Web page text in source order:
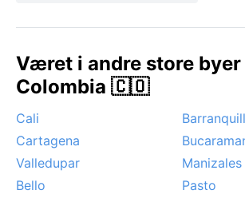
Været i andre store byer
Colombia 🇨🇴
Cali
Cartagena
Valledupar
Manizales
Bello
Pasto